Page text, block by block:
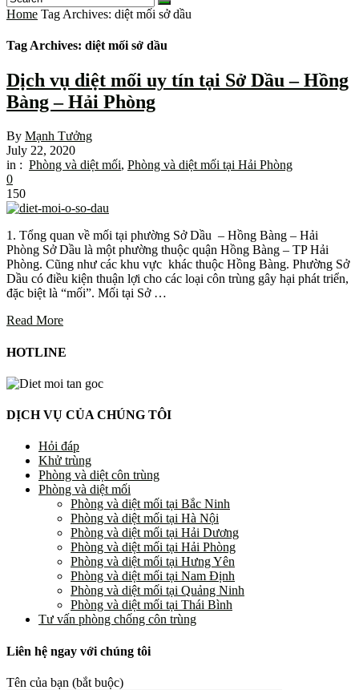
Home Tag Archives: diệt mối sở dầu
Tag Archives: diệt mối sở dầu
Dịch vụ diệt mối uy tín tại Sở Dầu – Hồng
Bàng – Hải Phòng
By Mạnh Tưởng
July 22, 2020
in : Phòng và diệt mối, Phòng và diệt mối tại Hải Phòng
0
150
1. Tổng quan về mối tại phường Sở Dầu – Hồng Bàng – Hải
Phòng Sở Dầu là một phường thuộc quận Hồng Bàng – TP Hải
Phòng. Cũng như các khu vực khác thuộc Hồng Bàng. Phường Sở
Dầu có điều kiện thuận lợi cho các loại côn trùng gây hại phát triển,
đặc biệt là “mối”. Mối tại Sở …
Read More
HOTLINE
DỊCH VỤ CỦA CHÚNG TÔI
Hỏi đáp
Khử trùng
Phòng và diệt côn trùng
Phòng và diệt mối
Phòng và diệt mối tại Bắc Ninh
Phòng và diệt mối tại Hà Nội
Phòng và diệt mối tại Hải Dương
Phòng và diệt mối tại Hải Phòng
Phòng và diệt mối tại Hưng Yên
Phòng và diệt mối tại Nam Định
Phòng và diệt mối tại Quảng Ninh
Phòng và diệt mối tại Thái Bình
Tư vấn phòng chống côn trùng
Liên hệ ngay với chúng tôi
Tên của bạn (bắt buộc)